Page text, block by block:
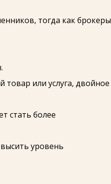
тогда как брокеры
или услуга, двойное
стать более
уровень